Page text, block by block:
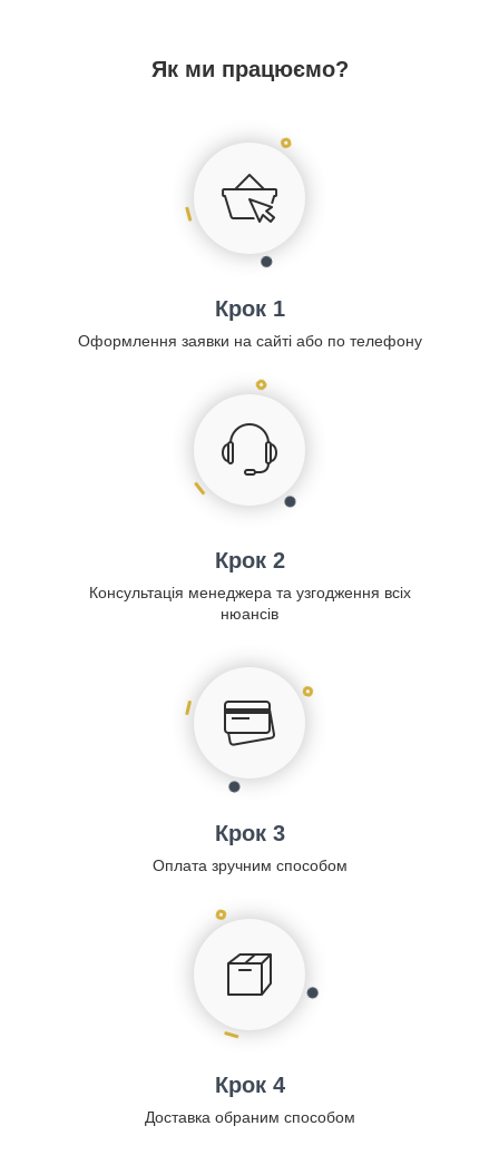
Як ми працюємо?
Крок 1
Оформлення заявки на сайті або по телефону
Крок 2
Консультація менеджера та узгодження всіх
нюансів
Крок 3
Оплата зручним способом
Крок 4
Доставка обраним способом